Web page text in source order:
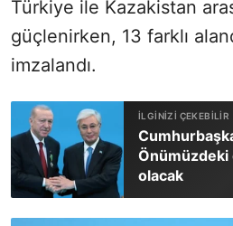
Türkiye ile Kazakistan
güçlenirken, 13 farklı
imzalandı.
Önümüzdeki
olacak